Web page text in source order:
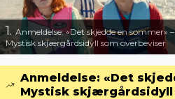
1.Anmeldelse: «Det skjedde en sommer» –
Mystisk skjærgårdsidyll som overbeviser
Anmeldelse: «Det
Mystisk